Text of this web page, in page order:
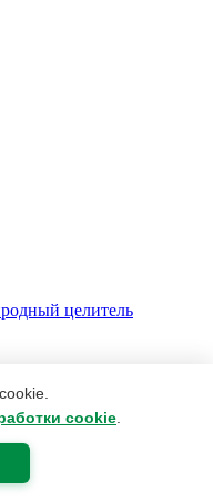
cookie
целитель